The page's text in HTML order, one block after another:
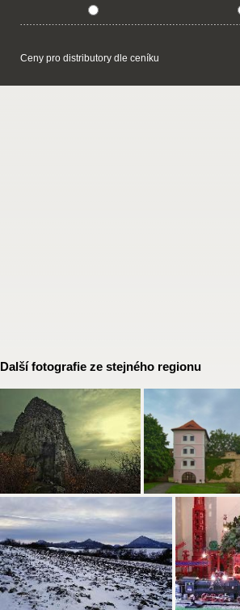
Ceny pro distributory dle ceníku
Další fotografie ze stejného regionu